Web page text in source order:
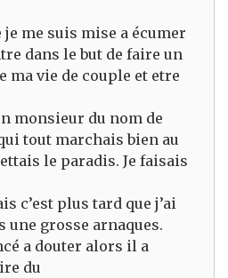
je me suis mise a écumer
dans le but de faire un
ma vie de couple et etre
monsieur du nom de
tout marchais bien au
le paradis. Je faisais
c’est plus tard que j’ai
une grosse arnaques.
a douter alors il a
du